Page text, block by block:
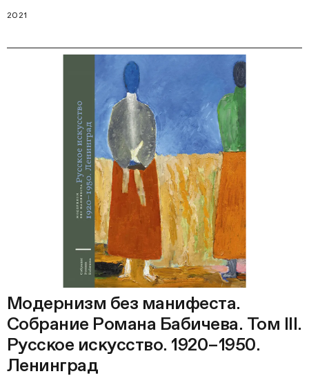
2021
Модернизм без манифеста.
Собрание Романа Бабичева. Том III.
Русское искусство. 1920–1950.
Ленинград